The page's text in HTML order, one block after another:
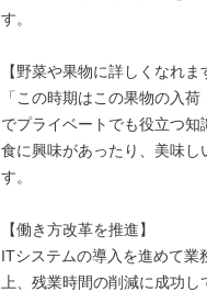
す。
【野菜や果物に詳しくなれま
「この時期はこの果物の入
でプライベートでも役立つ知
食に興味があったり、美味
す。
【働き方改革を推進】
ITシステムの導入を進めて業
上、残業時間の削減に成功